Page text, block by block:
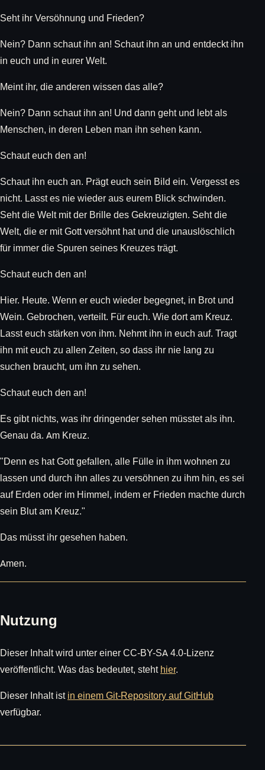
Seht ihr Versöhnung und Frieden?
Nein? Dann schaut ihn an! Schaut ihn an und entdeckt ihn
in euch und in eurer Welt.
Meint ihr, die anderen wissen das alle?
Nein? Dann schaut ihn an! Und dann geht und lebt als
Menschen, in deren Leben man ihn sehen kann.
Schaut euch den an!
Schaut ihn euch an. Prägt euch sein Bild ein. Vergesst es
nicht. Lasst es nie wieder aus eurem Blick schwinden.
Seht die Welt mit der Brille des Gekreuzigten. Seht die
Welt, die er mit Gott versöhnt hat und die unauslöschlich
für immer die Spuren seines Kreuzes trägt.
Schaut euch den an!
Hier. Heute. Wenn er euch wieder begegnet, in Brot und
Wein. Gebrochen, verteilt. Für euch. Wie dort am Kreuz.
Lasst euch stärken von ihm. Nehmt ihn in euch auf. Tragt
ihn mit euch zu allen Zeiten, so dass ihr nie lang zu
suchen braucht, um ihn zu sehen.
Schaut euch den an!
Es gibt nichts, was ihr dringender sehen müsstet als ihn.
Genau da. Am Kreuz.
"Denn es hat Gott gefallen, alle Fülle in ihm wohnen zu
lassen und durch ihn alles zu versöhnen zu ihm hin, es sei
auf Erden oder im Himmel, indem er Frieden machte durch
sein Blut am Kreuz."
Das müsst ihr gesehen haben.
Amen.
Nutzung
Dieser Inhalt wird unter einer CC-BY-SA 4.0-Lizenz
veröffentlicht. Was das bedeutet, stehthier.
Dieser Inhalt istin einem Git-Repository auf GitHub
verfügbar.